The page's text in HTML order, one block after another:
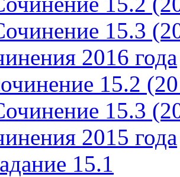
15.3
2016 года
15.2
15.3
2015 года
15.1